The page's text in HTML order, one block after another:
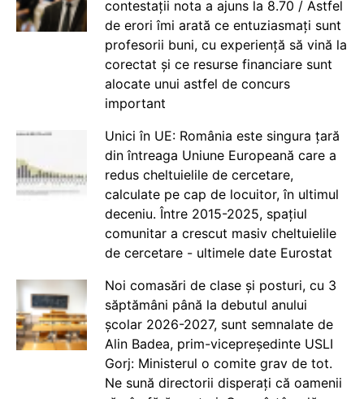
contestații nota a ajuns la 8.70 / Astfel
de erori îmi arată ce entuziasmați sunt
profesorii buni, cu experiență să vină la
corectat și ce resurse financiare sunt
alocate unui astfel de concurs
important
Unici în UE: România este singura țară
din întreaga Uniune Europeană care a
redus cheltuielile de cercetare,
calculate pe cap de locuitor, în ultimul
deceniu. Între 2015-2025, spațiul
comunitar a crescut masiv cheltuielile
de cercetare - ultimele date Eurostat
Noi comasări de clase și posturi, cu 3
săptămâni până la debutul anului
școlar 2026-2027, sunt semnalate de
Alin Badea, prim-vicepreședinte USLI
Gorj: Ministerul o comite grav de tot.
Ne sună directorii disperați că oamenii